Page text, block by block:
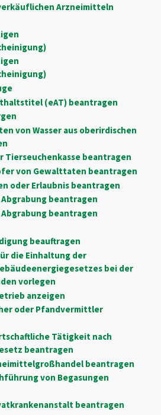
Arzneimitteln
(eAT) beantragen
von Wasser aus oberirdischen
Tierseuchenkasse beantragen
von Gewalttaten beantragen
oder Erlaubnis beantragen
beantragen
beantragen
beauftragen
die Einhaltung der
bei der
vorlegen
anzeigen
oder Pfandvermittler
Tätigkeit nach
beantragen
beantragen
von Begasungen
beantragen